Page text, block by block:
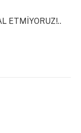
ETMİYORUZ!..